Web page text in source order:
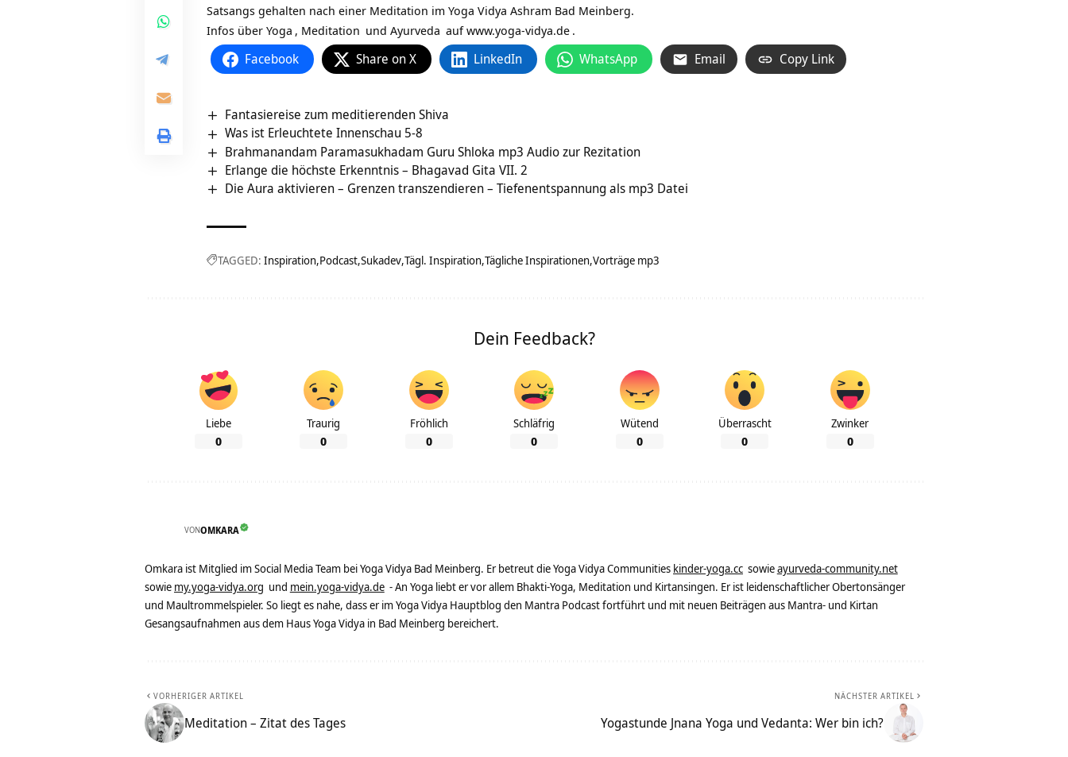
Satsangs gehalten nach einer Meditation im Yoga Vidya Ashram Bad Meinberg.
Infos über Yoga , Meditation und Ayurveda aufwww.yoga-vidya.de .
Facebook Share on X LinkedIn WhatsApp Email Copy Link
Fantasiereise zum meditierenden Shiva
Was ist Erleuchtete Innenschau 5-8
Brahmanandam Paramasukhadam Guru Shloka mp3 Audio zur Rezitation
Erlange die höchste Erkenntnis – Bhagavad Gita VII. 2
Die Aura aktivieren – Grenzen transzendieren – Tiefenentspannung als mp3 Datei
TAGGED: Inspiration Podcast Sukadev Tägl. Inspiration Tägliche Inspirationen Vorträge mp3
Dein Feedback?
Liebe
0
Traurig
0
Fröhlich
0
Schläfrig
0
Wütend
0
Überrascht
0
Zwinker
0
VONOMKARA
Omkara ist Mitglied im Social Media Team bei Yoga Vidya Bad Meinberg. Er betreut die Yoga Vidya Communities kinder-yoga.cc sowieayurveda-community.net
sowie my.yoga-vidya.org und mein.yoga-vidya.de - An Yoga liebt er vor allem Bhakti-Yoga, Meditation und Kirtansingen. Er ist leidenschaftlicher Obertonsänger
und Maultrommelspieler. So liegt es nahe, dass er im Yoga Vidya Hauptblog den Mantra Podcast fortführt und mit neuen Beiträgen aus Mantra- und Kirtan
Gesangsaufnahmen aus dem Haus Yoga Vidya in Bad Meinberg bereichert.
VORHERIGER ARTIKEL
Meditation – Zitat des Tages
NÄCHSTER ARTIKEL
Yogastunde Jnana Yoga und Vedanta: Wer bin ich?